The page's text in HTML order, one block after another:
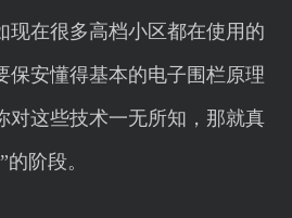
现在很多高档小区都在使用的
保安懂得基本的电子围栏原理
对这些技术一无所知，那就真
阶段。